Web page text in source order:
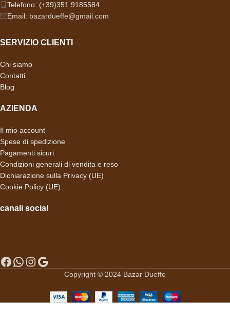
Telefono: (+39)351 9185584
Email: bazardueffe@gmail.com
SERVIZIO CLIENTI
Chi siamo
Contatti
Blog
AZIENDA
Il mio account
Spese di spedizione
Pagamenti sicuri
Condizioni generali di vendita e reso
Dichiarazione sulla Privacy (UE)
Cookie Policy (UE)
canali social
Copyright © 2024 Bazar Dueffe